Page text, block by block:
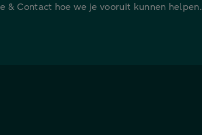
& Contact hoe we je vooruit kunnen helpen.